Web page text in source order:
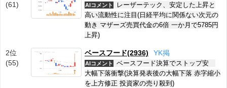
(61)
AIコメント
レーザーテック、安定した上昇と
高い流動性に注目(日経平均に関係ない次元の
動き マザーズ売買代金の6倍 一か月で5785円
上昇)
2位
(55)
ベースフード(2936) YK掲
AIコメント
ベースフード決算でストップ安
大幅下落衝撃(決算発表後の大幅下落 赤字縮小
を上方修正 投資家の売り殺到)